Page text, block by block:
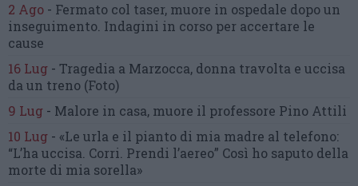
2 Ago - Fermato col taser, muore in ospedale dopo un
inseguimento. Indagini in corso per accertare le
cause
16 Lug - Tragedia a Marzocca, donna travolta e uccisa
da un treno (Foto)
9 Lug - Malore in casa, muore il professore Pino Attili
10 Lug - «Le urla e il pianto di mia madre al telefono:
“L’ha uccisa. Corri. Prendi l’aereo” Così ho saputo della
morte di mia sorella»